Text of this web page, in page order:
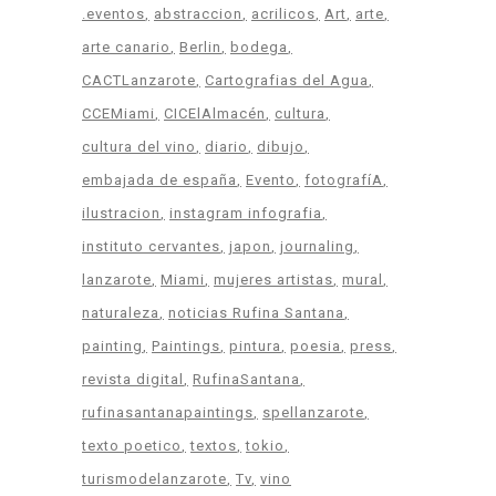
.eventos abstraccion acrilicos Art
arte
arte canario
Berlin
bodega
CACTLanzarote
Cartografias del Agua
CCEMiami
CICElAlmacén
cultura
cultura del vino
diario
dibujo
embajada de españa
Evento
fotografíA
ilustracion
instagram infografia
instituto cervantes japon
journaling
lanzarote Miami mujeres artistas mural
naturaleza
noticias Rufina Santana
painting
Paintings pintura poesia
press
revista digital
RufinaSantana
rufinasantanapaintings
spellanzarote
texto poetico
textos tokio
turismodelanzarote Tv vino